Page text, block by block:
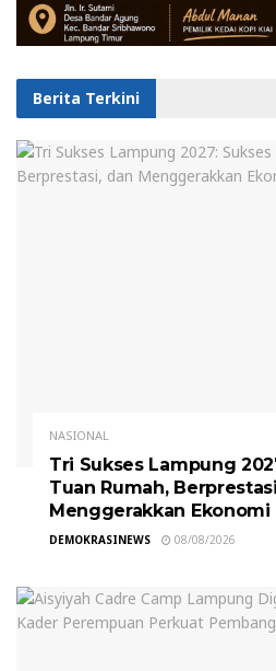
Berita Terkini
NASIONAL
Tri Sukses Lampung
Tuan Rumah,
Menggerakkan Ekonomi
DEMOKRASINEWS 08/08/2026